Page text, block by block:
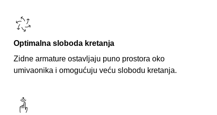
Optimalna sloboda kretanja
Zidne armature ostavljaju puno prostora oko
umivaonika i omogućuju veću slobodu kretanja.